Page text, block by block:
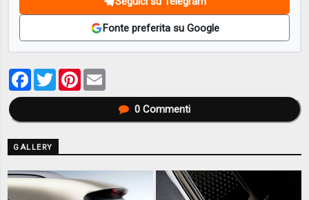
Fonte preferita su Google
Facebook
TwitterPinterest
0Commenti
GALLERY